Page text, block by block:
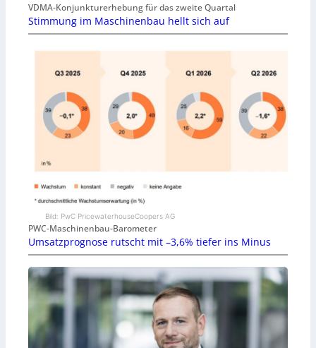
VDMA-Konjunkturerhebung für das zweite Quartal
Stimmung im Maschinenbau hellt sich auf
Bild: PwC PricewaterhouseCoopers AG
PWC-Maschinenbau-Barometer
Umsatzprognose rutscht mit –3,6% tiefer ins Minus